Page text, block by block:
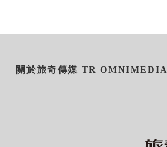
關於旅奇傳媒 TR OMNIMEDIA